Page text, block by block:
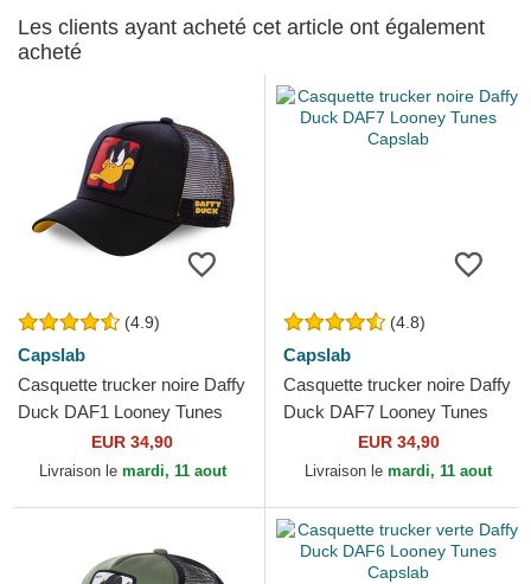
Les clients ayant acheté cet article ont également
acheté
(4.9)
Capslab
Casquette trucker noire Daffy
Duck DAF1 Looney Tunes
EUR 34,90
Livraison le mardi, 11 aout
(4.8)
Capslab
Casquette trucker noire Daffy
Duck DAF7 Looney Tunes
EUR 34,90
Livraison le mardi, 11 aout